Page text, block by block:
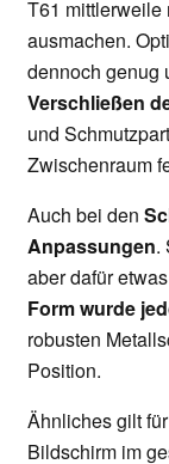
T61 mittlerweile
ausmachen.
dennoch genug
Verschließen
und
Zwischenraum
Auch bei den
Anpassungen.
aber dafür
Form wurde
robusten
Position.
Ähnliches gilt
Bildschirm im